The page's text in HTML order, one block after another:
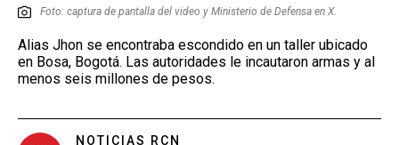
Foto: captura de pantalla del video y Ministerio de Defensa en X.
Alias Jhon se encontraba escondido en un taller ubicado
en Bosa, Bogotá. Las autoridades le incautaron armas y al
menos seis millones de pesos.
NOTICIAS RCN